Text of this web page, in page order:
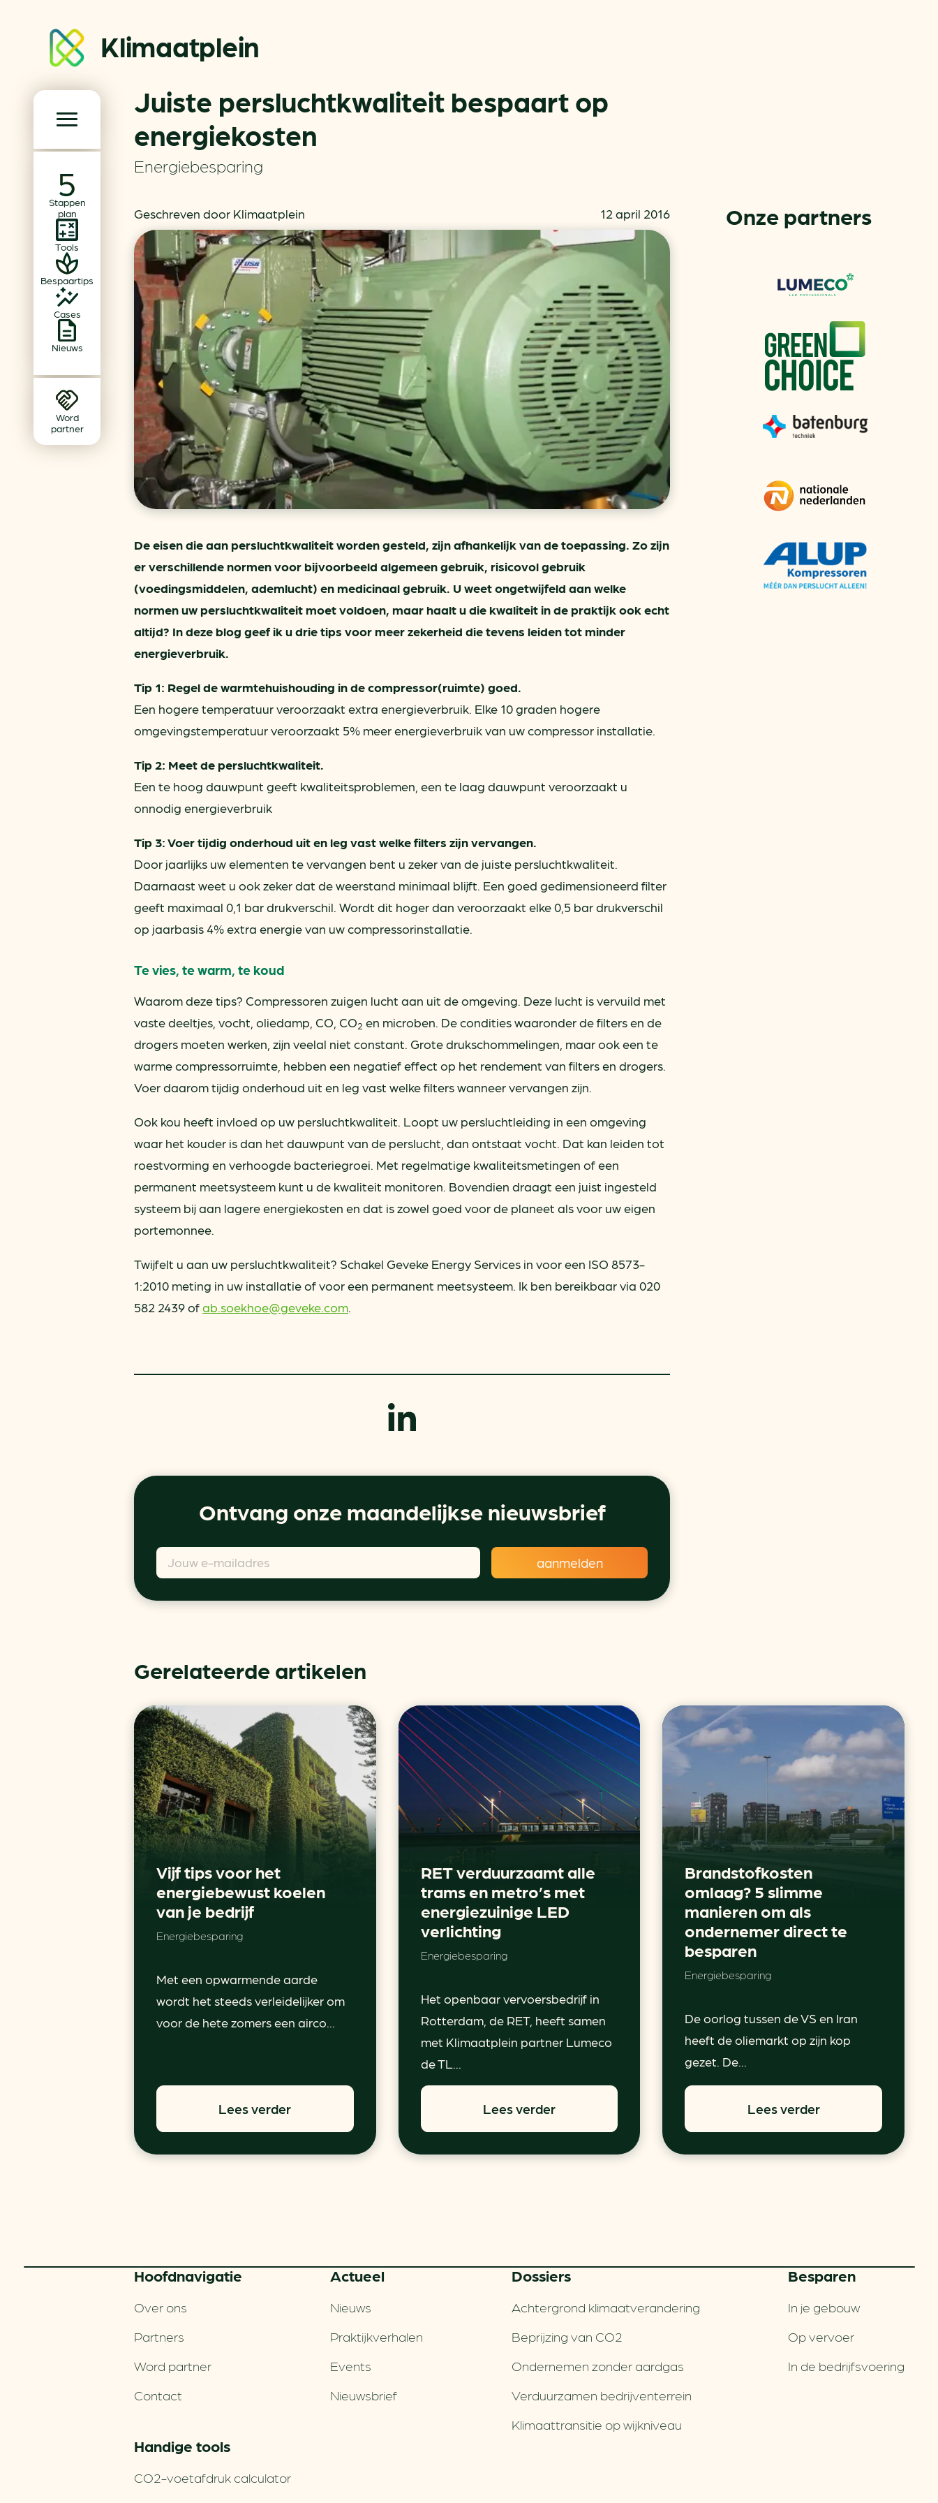
Klimaatplein
Stappen
plan
Tools
Bespaartips
Cases
Nieuws
Word
partner
Klimaatplein
Hoofd­navigatie
Partners
Word partner
Contact
Events
Nieuwsbrief
Dossiers
Achtergrond klimaatverandering
Beprijzing van CO2
Ondernemen zonder aardgas
Verduurzamen bedrijventerrein
Klimaattransitie op wijkniveau
Besparen
In je gebouw
Op vervoer
In de bedrijfsvoering
MKB energie bespaarcheck
Terugverdien­tijden
Subsidiewijzer voor ondernemers
Voorkomen van klimaatschade
Autobrandstof besparen
Verlichtingscan
Wegwijzers energie besparen
Hergebruiken of recyclen van bijproducten
voor het MKB
Energie besparen op uw PC
info@klimaatplein.nl (073) 822 74 86
Juiste persluchtkwaliteit bespaart op
energiekosten
Energiebesparing
Geschreven door Klimaatplein 12 april 2016
De eisen die aan persluchtkwaliteit worden gesteld, zijn afhankelijk van de toepassing. Zo zijn
er verschillende normen voor bijvoorbeeld algemeen gebruik, risicovol gebruik
(voedingsmiddelen, ademlucht) en medicinaal gebruik. U weet ongetwijfeld aan welke
normen uw persluchtkwaliteit moet voldoen, maar haalt u die kwaliteit in de praktijk ook echt
altijd? In deze blog geef ik u drie tips voor meer zekerheid die tevens leiden tot minder
energieverbruik.
Tip 1: Regel de warmtehuishouding in de compressor(ruimte) goed.
Een hogere temperatuur veroorzaakt extra energieverbruik. Elke 10 graden hogere
omgevingstemperatuur veroorzaakt 5% meer energieverbruik van uw compressor installatie.
Tip 2: Meet de persluchtkwaliteit.
Een te hoog dauwpunt geeft kwaliteitsproblemen, een te laag dauwpunt veroorzaakt u
onnodig energieverbruik
Tip 3: Voer tijdig onderhoud uit en leg vast welke filters zijn vervangen.
Door jaarlijks uw elementen te vervangen bent u zeker van de juiste persluchtkwaliteit.
Daarnaast weet u ook zeker dat de weerstand minimaal blijft. Een goed gedimensioneerd filter
geeft maximaal 0,1 bar drukverschil. Wordt dit hoger dan veroorzaakt elke 0,5 bar drukverschil
op jaarbasis 4% extra energie van uw compressorinstallatie.
Te vies, te warm, te koud
Waarom deze tips? Compressoren zuigen lucht aan uit de omgeving. Deze lucht is vervuild met
vaste deeltjes, vocht, oliedamp, CO, CO2 en microben. De condities waaronder de filters en de
drogers moeten werken, zijn veelal niet constant. Grote drukschommelingen, maar ook een te
warme compressorruimte, hebben een negatief effect op het rendement van filters en drogers.
Voer daarom tijdig onderhoud uit en leg vast welke filters wanneer vervangen zijn.
Ook kou heeft invloed op uw persluchtkwaliteit. Loopt uw persluchtleiding in een omgeving
waar het kouder is dan het dauwpunt van de perslucht, dan ontstaat vocht. Dat kan leiden tot
roestvorming en verhoogde bacteriegroei. Met regelmatige kwaliteitsmetingen of een
permanent meetsysteem kunt u de kwaliteit monitoren. Bovendien draagt een juist ingesteld
systeem bij aan lagere energiekosten en dat is zowel goed voor de planeet als voor uw eigen
portemonnee.
Twijfelt u aan uw persluchtkwaliteit? Schakel Geveke Energy Services in voor een ISO 8573-
1:2010 meting in uw installatie of voor een permanent meetsysteem. Ik ben bereikbaar via 020
582 2439 ofab.soekhoe@geveke.com
Ontvang onze maandelijkse nieuwsbrief
Onze partners
Gerelateerde artikelen
Vijf tips voor het
energiebewust koelen
van je bedrijf
Energiebesparing
Met een opwarmende aarde
wordt het steeds verleidelijker om
voor de hete zomers een airco...
Lees verder
RET verduurzaamt alle
trams en metro’s met
energiezuinige LED
verlichting
Energiebesparing
Het openbaar vervoersbedrijf in
Rotterdam, de RET, heeft samen
met Klimaatplein partner Lumeco
de TL...
Lees verder
Brandstofkosten
omlaag? 5 slimme
manieren om als
ondernemer direct te
besparen
Energiebesparing
De oorlog tussen de VS en Iran
heeft de oliemarkt op zijn kop
gezet. De...
Lees verder
Hoofd­navigatie
Over ons
Partners
Word partner
Contact
Actueel
Nieuws
Praktijkverhalen
Events
Nieuwsbrief
Dossiers
Achtergrond klimaatverandering
Beprijzing van CO2
Ondernemen zonder aardgas
Verduurzamen bedrijventerrein
Klimaattransitie op wijkniveau
Besparen
In je gebouw
Op vervoer
In de bedrijfsvoering
Handige tools
CO2-voetafdruk calculator